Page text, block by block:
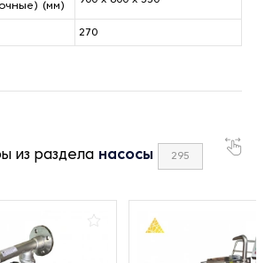
(мм)
270
из раздела насосы 295